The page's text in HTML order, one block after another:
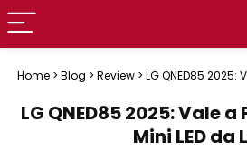
Home > Blog > Review > LG QNED85 2025:
LG QNED85 2025: Vale
Mini LED da